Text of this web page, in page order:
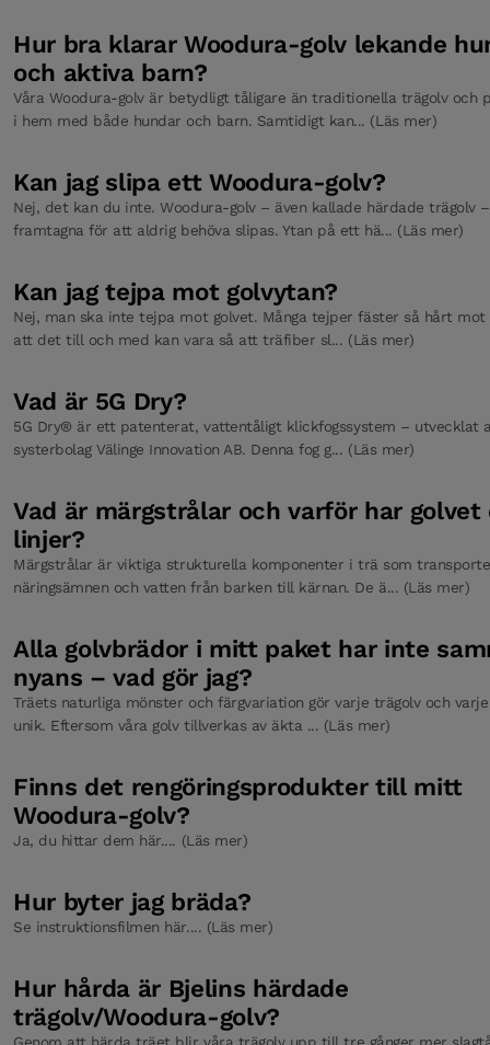
Tröskel badrum Earth Grey Ek 93 x 830 mm
Tröskel badrum Earth Grey Ek 93 x 930 mm
Tröskel Earth Grey Ek 118 x 830 mm
Tröskel Earth Grey Ek 118 x 930 mm
Distanskilar HDF
Spray Mop
Hur bra klarar Woodura-golv lekande
och aktiva barn?
Våra Woodura-golv är betydligt tåligare än traditionella trägolv och
i hem med både hundar och barn. Samtidigt kan... (Läs mer)
Kan jag slipa ett Woodura-golv?
Nej, det kan du inte. Woodura-golv – även kallade härdade trägolv
framtagna för att aldrig behöva slipas. Ytan på ett hä... (Läs mer)
Kan jag tejpa mot golvytan?
Nej, man ska inte tejpa mot golvet. Många tejper fäster så hårt mot
att det till och med kan vara så att träfiber sl... (Läs mer)
Vad är 5G Dry?
5G Dry® är ett patenterat, vattentåligt klickfogssystem – utvecklat
systerbolag Välinge Innovation AB. Denna fog g... (Läs mer)
Vad är märgstrålar och varför har golvet
linjer?
Märgstrålar är viktiga strukturella komponenter i trä som
näringsämnen och vatten från barken till kärnan. De ä... (Läs mer)
Alla golvbrädor i mitt paket har inte
nyans – vad gör jag?
Träets naturliga mönster och färgvariation gör varje trägolv och
unik. Eftersom våra golv tillverkas av äkta ... (Läs mer)
Finns det rengöringsprodukter till mitt
Woodura-golv?
Ja, du hittar dem här.... (Läs mer)
Hur byter jag bräda?
Se instruktionsfilmen här.... (Läs mer)
Hur hårda är Bjelins härdade
trägolv/Woodura-golv?